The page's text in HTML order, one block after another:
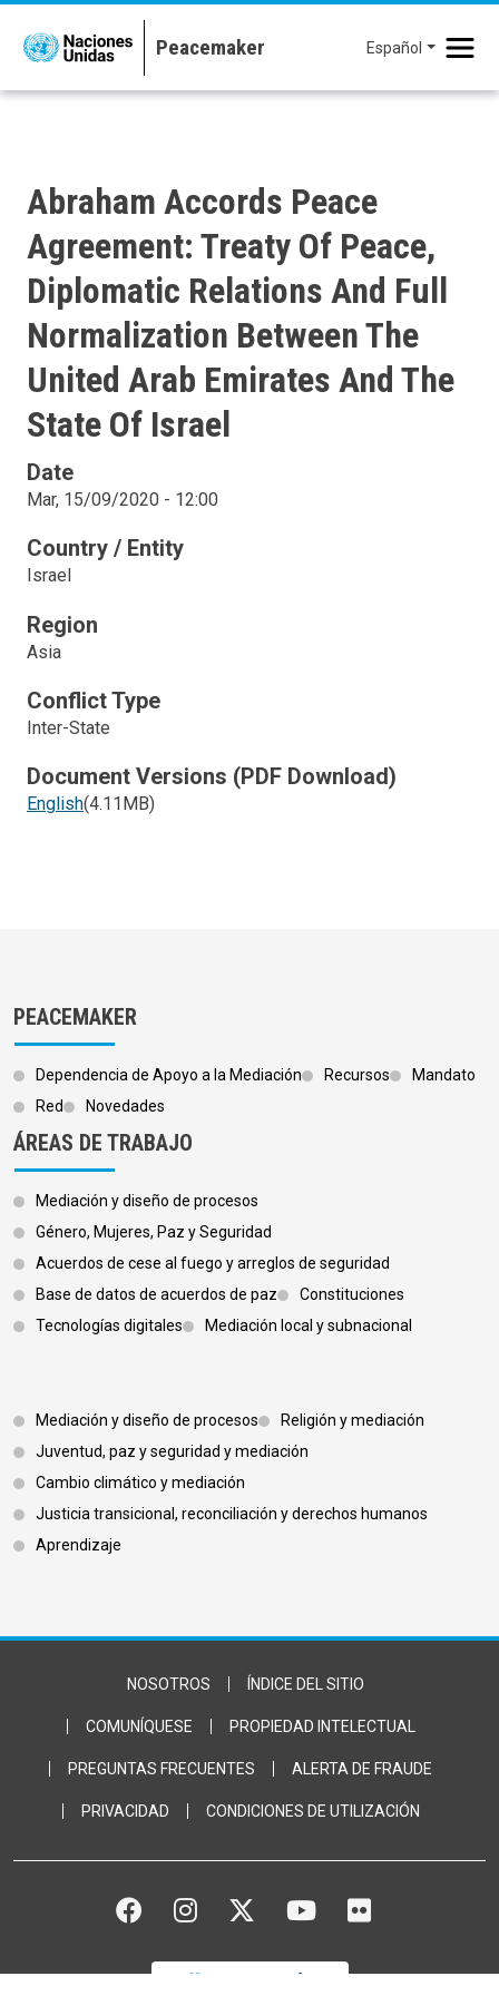
Pasar al contenido principal
Español
Abraham Accords Peace
Agreement: Treaty Of Peace,
Diplomatic Relations And Full
Normalization Between The
United Arab Emirates And The
State Of Israel
Date
Mar, 15/09/2020 - 12:00
Country / Entity
Israel
Region
Asia
Conflict Type
Inter-State
Document Versions (PDF Download)
English(4.11MB)
PEACEMAKER
Dependencia de Apoyo a la Mediación Recursos
Mandato
Red
Novedades
ÁREAS DE TRABAJO
Mediación y diseño de procesos
Género, Mujeres, Paz y Seguridad
Acuerdos de cese al fuego y arreglos de seguridad
Base de datos de acuerdos de paz
Constituciones
Tecnologías digitales
Mediación local y subnacional
Footer 3
Mediación y diseño de procesos
Religión y mediación
Juventud, paz y seguridad y mediación
Cambio climático y mediación
Justicia transicional, reconciliación y derechos humanos
Aprendizaje
Footer Bottom
NOSOTROS ÍNDICE DEL SITIO
COMUNÍQUESE PROPIEDAD INTELECTUAL
PREGUNTAS FRECUENTES ALERTA DE FRAUDE
PRIVACIDAD CONDICIONES DE UTILIZACIÓN
FACEBOOK
INSTAGRAM
TWITTERYOUTUBE
FLICKR